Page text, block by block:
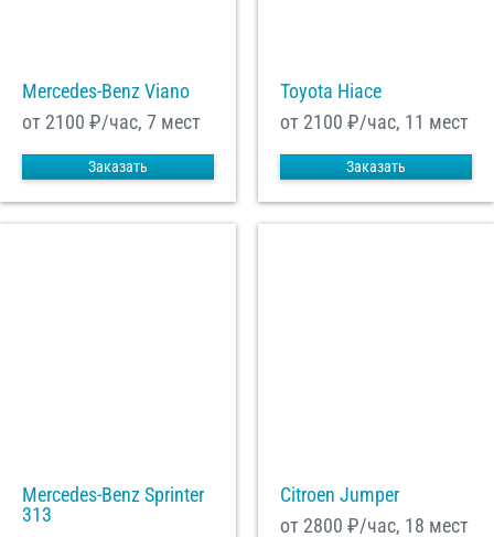
Mercedes-Benz Viano
от 2100 ₽/час, 7 мест
Заказать
Toyota Hiace
от 2100 ₽/час, 11 мест
Заказать
Mercedes-Benz Sprinter
313
Citroen Jumper
от 2800 ₽/час, 18 мест